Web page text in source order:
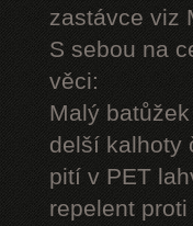
zastávce viz
S sebou na
věci:
Malý batůžek
delší kalhoty
pití v PET
repelent